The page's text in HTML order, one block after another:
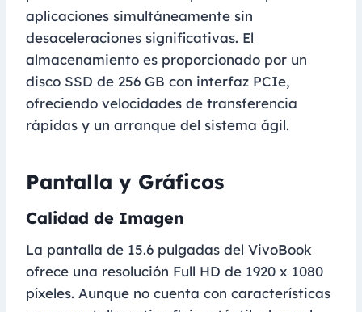
aplicaciones simultáneamente sin
desaceleraciones significativas. El
almacenamiento es proporcionado por un
disco SSD de 256 GB con interfaz PCIe,
ofreciendo velocidades de transferencia
rápidas y un arranque del sistema ágil.
Pantalla y Gráficos
Calidad de Imagen
La pantalla de 15.6 pulgadas del VivoBook
ofrece una resolución Full HD de 1920 x 1080
píxeles. Aunque no cuenta con características